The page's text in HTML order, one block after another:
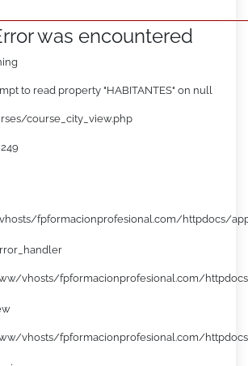
was encountered
to read property "HABITANTES" on null
course_city_view.php
fpformacionprofesional.com/httpdocs/
vhosts/fpformacionprofesional.com/
vhosts/fpformacionprofesional.com/